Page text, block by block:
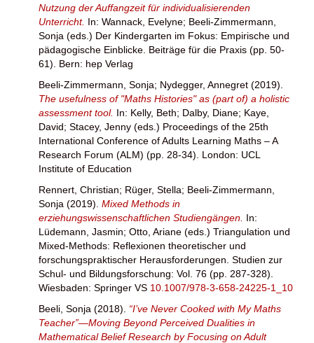
Nutzung der Auffangzeit für individualisierenden
Unterricht. In: Wannack, Evelyne; Beeli-Zimmermann,
Sonja (eds.) Der Kindergarten im Fokus: Empirische und
pädagogische Einblicke. Beiträge für die Praxis (pp. 50-
61). Bern: hep Verlag
Beeli-Zimmermann, Sonja; Nydegger, Annegret (2019).
The usefulness of "Maths Histories" as (part of) a holistic
assessment tool. In: Kelly, Beth; Dalby, Diane; Kaye,
David; Stacey, Jenny (eds.) Proceedings of the 25th
International Conference of Adults Learning Maths – A
Research Forum (ALM) (pp. 28-34). London: UCL
Institute of Education
Rennert, Christian; Rüger, Stella; Beeli-Zimmermann,
Sonja (2019). Mixed Methods in
erziehungswissenschaftlichen Studiengängen. In:
Lüdemann, Jasmin; Otto, Ariane (eds.) Triangulation und
Mixed-Methods: Reflexionen theoretischer und
forschungspraktischer Herausforderungen. Studien zur
Schul- und Bildungsforschung: Vol. 76 (pp. 287-328).
Wiesbaden: Springer VS 10.1007/978-3-658-24225-1_10
Beeli, Sonja (2018). “I’ve Never Cooked with My Maths
Teacher”—Moving Beyond Perceived Dualities in
Mathematical Belief Research by Focusing on Adult